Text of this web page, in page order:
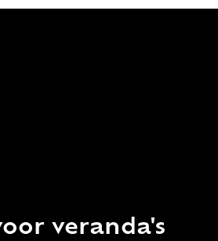
veranda's